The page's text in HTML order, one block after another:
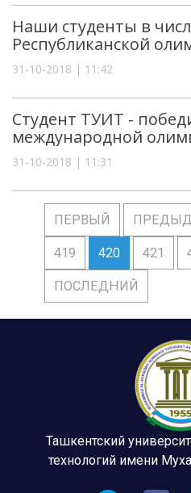
Наши студенты в
Республиканской
31-10-2018 | 11:42
Студент ТУИТ -
международной
31-10-2018 | 11:31
ПЕРВЫЙ
419 420 421
ПОСЛЕДНИЙ
Ташкентский
технологий имени